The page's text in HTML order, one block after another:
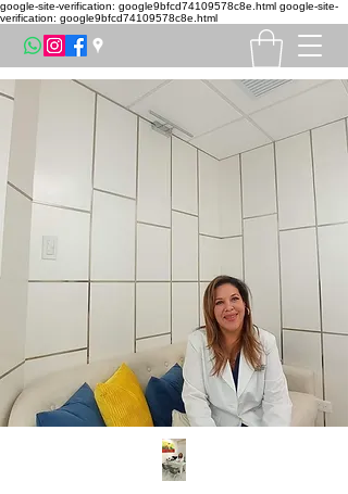
google-site-verification: google9bfcd74109578c8e.html google-site-
verification: google9bfcd74109578c8e.html